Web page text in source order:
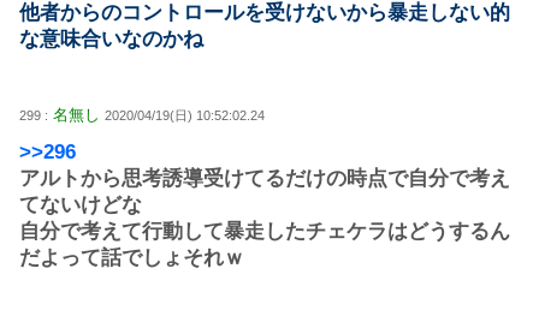
他者からのコントロールを受けないから暴走しない的
な意味合いなのかね
299 : 名無し 2020/04/19(日) 10:52:02.24
>>296
アルトから思考誘導受けてるだけの時点で自分で考え
てないけどな
自分で考えて行動して暴走したチェケラはどうするん
だよって話でしょそれｗ